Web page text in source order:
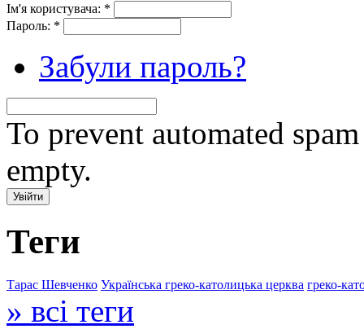
Ім'я користувача: *
Пароль: *
Забули пароль?
To prevent automated
empty.
Теги
Тарас Шевченко Українська греко-католицька церква греко-
» всі теги